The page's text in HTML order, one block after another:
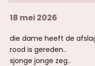
18 mei 2026
die dame heeft de
rood is gereden..
sjonge jonge zeg..